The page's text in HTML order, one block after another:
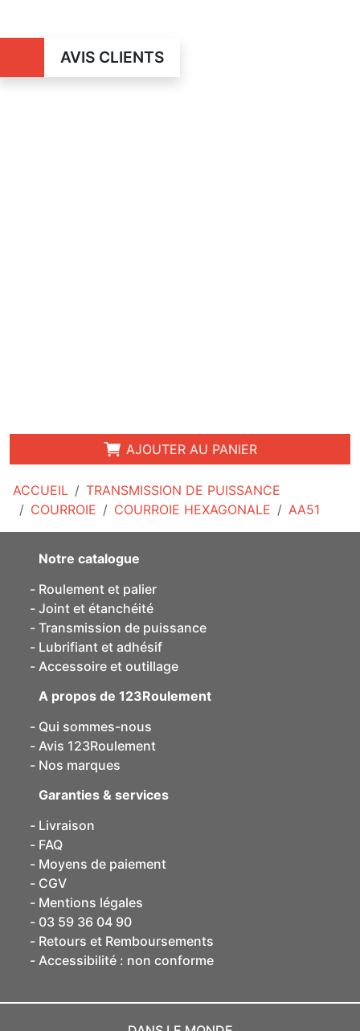
ACCUEIL
TRANSMISSION DE PUISSANCE
COURROIE
COURROIE HEXAGONALE AA51
AVIS CLIENTS
AJOUTER AU PANIER
Notre catalogue
Roulement et palier
Joint et étanchéité
Transmission de puissance
Lubrifiant et adhésif
Accessoire et outillage
A propos de 123Roulement
Qui sommes-nous
Avis 123Roulement
Nos marques
Garanties & services
Livraison
FAQ
Moyens de paiement
CGV
Mentions légales
03 59 36 04 90
Retours et Remboursements
Accessibilité : non conforme